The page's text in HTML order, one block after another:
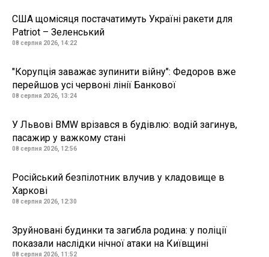
США щомісяця постачатимуть Україні ракети для
Patriot – Зеленський
08 серпня 2026, 14:22
"Корупція заважає зупинити війну": Федоров вже
перейшов усі червоні лінії Банкової
08 серпня 2026, 13:24
У Львові BMW врізався в будівлю: водій загинув,
пасажир у важкому стані
08 серпня 2026, 12:56
Російський безпілотник влучив у кладовище в
Харкові
08 серпня 2026, 12:30
Зруйновані будинки та загибла родина: у поліції
показали наслідки нічної атаки на Київщині
08 серпня 2026, 11:52